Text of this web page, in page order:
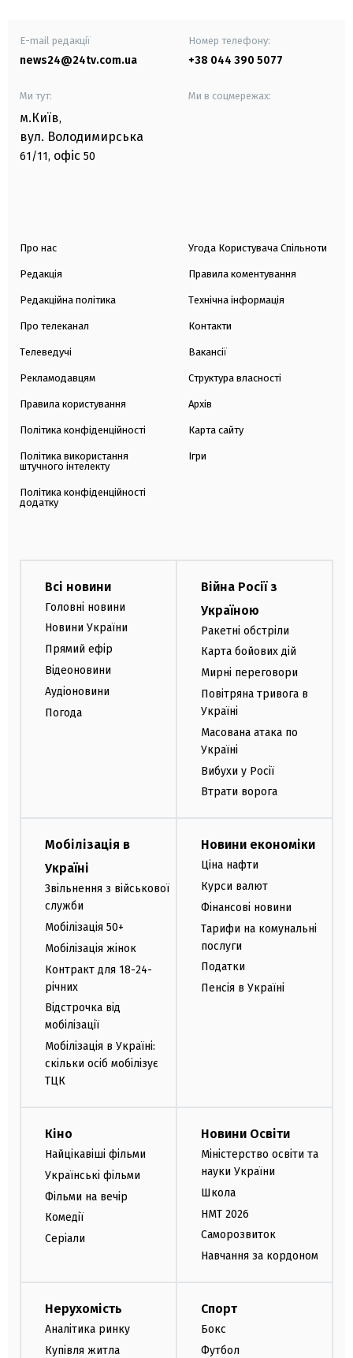
E-mail редакції
news24@24tv.com.ua
Номер телефону:
+38 044 390 5077
Ми тут:
м.Київ,
вул. Володимирська
61/11, офіс 50
Ми в соцмережах:
Про нас
Редакція
Редакційна політика
Про телеканал
Телеведучі
Рекламодавцям
Правила користування
Політика конфіденційності
Політика використання
штучного інтелекту
Політика конфіденційності
додатку
Угода Користувача Спільноти
Правила коментування
Технічна інформація
Контакти
Вакансії
Структура власності
Архів
Карта сайту
Ігри
Всі новини
Головні новини
Новини України
Прямий ефір
Відеоновини
Аудіоновини
Погода
Війна Росії з
Україною
Ракетні обстріли
Карта бойових дій
Мирні переговори
Повітряна тривога в
Україні
Масована атака по
Україні
Вибухи у Росії
Втрати ворога
Мобілізація в
Україні
Звільнення з військової
служби
Мобілізація 50+
Мобілізація жінок
Контракт для 18-24-
річних
Відстрочка від
мобілізації
Мобілізація в Україні:
скільки осіб мобілізує
ТЦК
Новини економіки
Ціна нафти
Курси валют
Фінансові новини
Тарифи на комунальні
послуги
Податки
Пенсія в Україні
Кіно
Найцікавіші фільми
Українські фільми
Фільми на вечір
Комедії
Серіали
Новини Освіти
Міністерство освіти та
науки України
Школа
НМТ 2026
Саморозвиток
Навчання за кордоном
Нерухомість
Аналітика ринку
Купівля житла
Спорт
Бокс
Футбол